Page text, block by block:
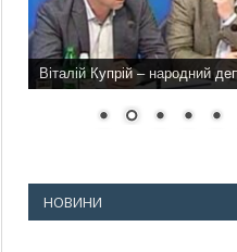
Віталій Купрій – народний
НОВИНИ